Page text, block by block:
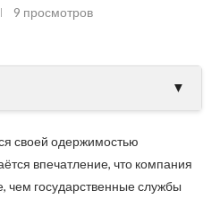
9 просмотров
▼
своей одержимостью
впечатление, что компания
чем государственные службы